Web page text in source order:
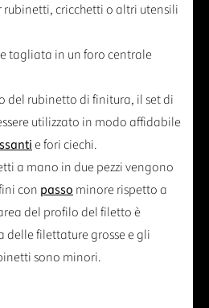
rubinetti, cricchetti o altri utensili
tagliata in un foro centrale
del rubinetto di finitura, il set di
utilizzato in modo affidabile
e fori ciechi.
a mano in due pezzi vengono
con passominore rispetto a
del profilo del filetto è
delle filettature grosse e gli
sono minori.